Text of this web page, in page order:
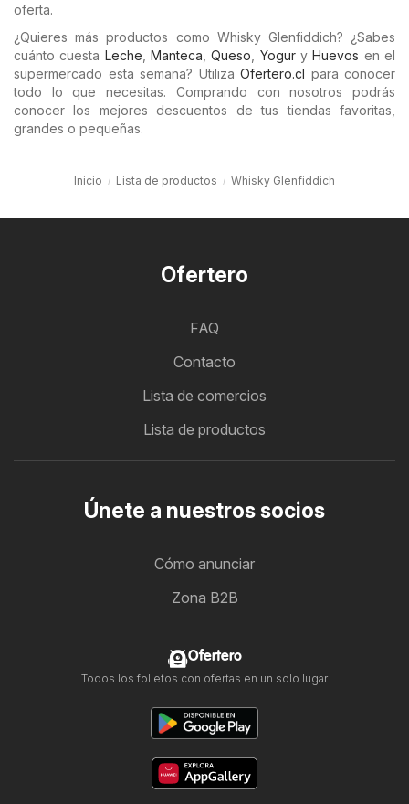
oferta.
¿Quieres más productos como Whisky Glenfiddich? ¿Sabes
cuánto cuesta Leche ,Manteca ,Queso YoguryHuevos en el
supermercado esta semana? Utiliza Ofertero.cl para conocer
todo lo que necesitas. Comprando con nosotros podrás
conocer los mejores descuentos de tus tiendas favoritas,
grandes o pequeñas.
Inicio Lista de productos Whisky Glenfiddich
Ofertero
FAQ
Contacto
Lista de comercios
Lista de productos
Únete a nuestros socios
Cómo anunciar
Zona B2B
Ofertero
Todos los folletos con ofertas en un solo lugar